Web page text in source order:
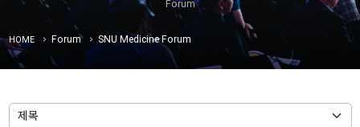
HOME Forum SNU Medicine Forum